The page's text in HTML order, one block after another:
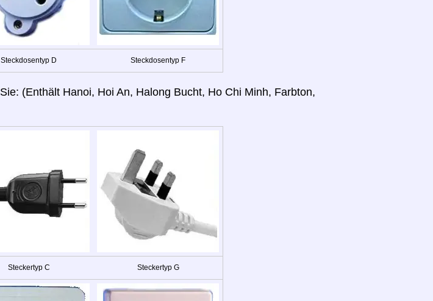
Steckdosentyp D Steckdosentyp F
Sie: (Enthält Hanoi, Hoi An, Halong Bucht, Ho Chi Minh, Farbton,
Steckertyp C Steckertyp G